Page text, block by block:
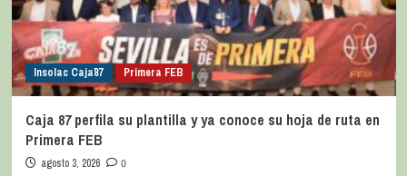
Insolac Caja´87 Primera FEB
Caja 87 perfila su plantilla y ya conoce su hoja de ruta en
Primera FEB
agosto 3, 2026 0